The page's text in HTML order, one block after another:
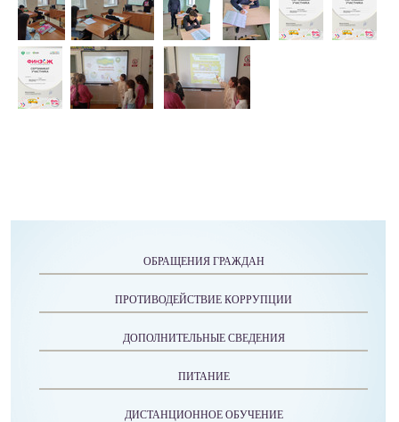
ОБРАЩЕНИЯ ГРАЖДАН
ПРОТИВОДЕЙСТВИЕ КОРРУПЦИИ
ДОПОЛНИТЕЛЬНЫЕ СВЕДЕНИЯ
ПИТАНИЕ
ДИСТАНЦИОННОЕ ОБУЧЕНИЕ